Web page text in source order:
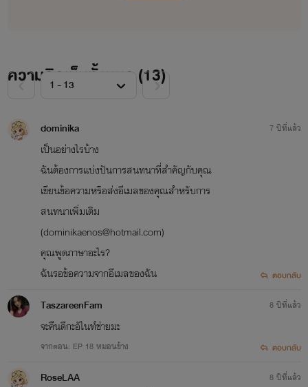
ความคิดเห็นทั้งหมด (13)
dominika
เป็นอย่างไรบ้าง
ฉันต้องการแบ่งปันการสนทนาที่สำคัญกับคุณ
เขียนข้อความหรือส่งอีเมลของคุณสำหรับการ
สนทนาเพิ่มเติม
(dominikaenos@hotmail.com)
คุณพูดภาษาอะไร?
ฉันรอข้อความจากอีเมลของฉัน
7 ปีที่แล้ว
ตอบกลับ
TaszareenFam
จะคืนดีกะอัไนท์ช่ายมะ
จากตอน: EP 18 หมอนข้าง
8 ปีที่แล้ว
ตอบกลับ
RoseLAA 8 ปีที่แล้ว